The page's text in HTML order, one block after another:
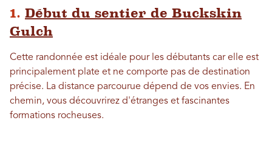
1. Début du sentier de Buckskin
Gulch
Cette randonnée est idéale pour les débutants car elle est
principalement plate et ne comporte pas de destination
précise. La distance parcourue dépend de vos envies. En
chemin, vous découvrirez d'étranges et fascinantes
formations rocheuses.